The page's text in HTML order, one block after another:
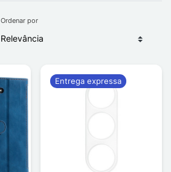
Ordenar por
Entrega expressa